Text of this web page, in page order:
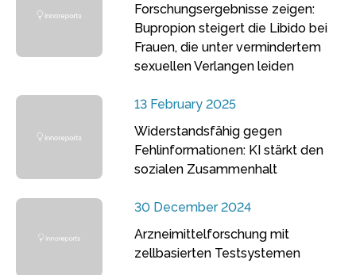
Forschungsergebnisse zeigen:
Bupropion steigert die Libido bei
Frauen, die unter vermindertem
sexuellen Verlangen leiden
13 February 2025
Widerstandsfähig gegen
Fehlinformationen: KI stärkt den
sozialen Zusammenhalt
30 December 2024
Arzneimittelforschung mit
zellbasierten Testsystemen